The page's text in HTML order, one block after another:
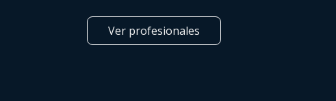
Ver profesionales